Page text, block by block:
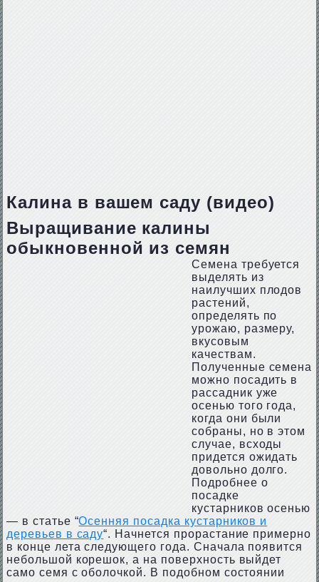
Калина в вашем саду (видео)
Выращивание калины
обыкновенной из семян
Семена требуется
выделять из
наилучших плодов
растений,
определять по
урожаю, размеру,
вкусовым
качествам.
Полученные семена
можно посадить в
рассадник уже
осенью того года,
когда они были
собраны, но в этом
случае, всходы
придется ожидать
довольно долго.
Подробнее о
посадке
кустарников осенью
— в статье “Осенняя посадка кустарников и
деревьев в саду“. Начнется прорастание примерно
в конце лета следующего года. Сначала появится
небольшой корешок, а на поверхность выйдет
само семя с оболочкой. В подобном состоянии